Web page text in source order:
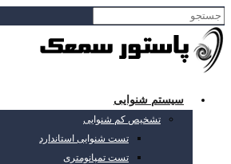
سیستم شنوایی
تشخیص کم شنوایی
تست شنوایی استاندارد
تست تمپانومتری